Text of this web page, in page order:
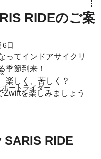
ートライダー
RIDEのご案
6日
ってインドアサイクリ
季節到来！
楽しく、苦しく？
Zwiftを楽しみましょう
SARIS RIDE